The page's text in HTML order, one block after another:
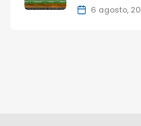
6 agosto,